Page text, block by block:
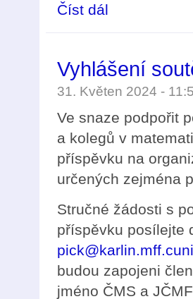
Číst dál
Vyhlášení
31. Květen 2024 -
Ve snaze podpořit
a kolegů v
příspěvku na
určených zejména
Stručné žádosti s
příspěvku posílejte
budou zapojeni
jméno ČMS a